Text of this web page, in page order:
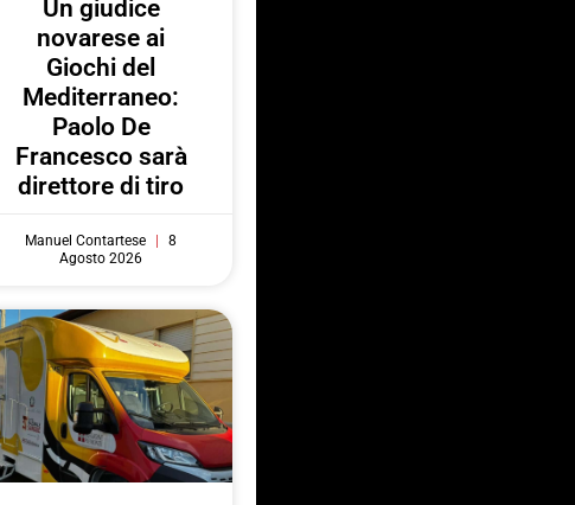
Un giudice
novarese ai
Giochi del
Mediterraneo:
Paolo De
Francesco sarà
direttore di tiro
Manuel Contartese
8
Agosto 2026